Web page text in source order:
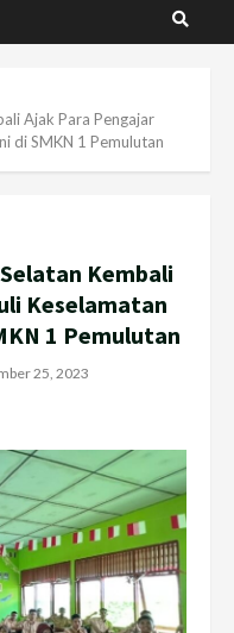
Ajak Para Pengajar
di SMKN 1 Pemulutan
Kembali
Keselamatan
1 Pemulutan
25, 2023